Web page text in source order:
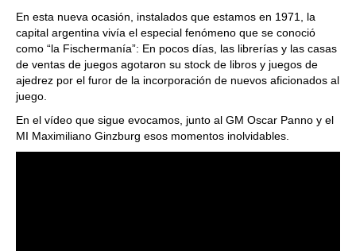
En esta nueva ocasión, instalados que estamos en 1971, la
capital argentina vivía el especial fenómeno que se conoció
como “la Fischermanía”: En pocos días, las librerías y las casas
de ventas de juegos agotaron su stock de libros y juegos de
ajedrez por el furor de la incorporación de nuevos aficionados al
juego.
En el vídeo que sigue evocamos, junto al GM Oscar Panno y el
MI Maximiliano Ginzburg esos momentos inolvidables.